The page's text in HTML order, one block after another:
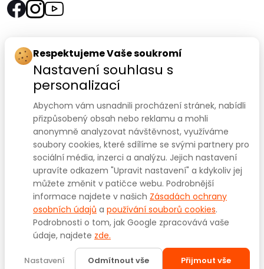
Rychlý kontakt:
SANOMED, spol. s r.o.
Palackého třída 240/75
612 00 Brno-Královo Pole
Prodejna:+420 541 422 911,+420 541 422 912
e-mail:prodejna@sanomed.cz
E-shop:+420 739 079 275
e-mail:eshop@sanomed.cz
Copyright © 2025www.sanomed.cz
vyhrazena.
Respektujeme Vaše soukromí
Nastavení souhlasu s
personalizací
Abychom vám usnadnili procházení stránek, nabídli
přizpůsobený obsah nebo reklamu a mohli
anonymně analyzovat návštěvnost, využíváme
soubory cookies, které sdílíme se svými partnery pro
sociální média, inzerci a analýzu. Jejich nastavení
upravíte odkazem "Upravit nastavení" a kdykoliv jej
můžete změnit v patičce webu. Podrobnější
informace najdete v našich Zásadách ochrany
osobních údajů a používání souborů cookies.
Podrobnosti o tom, jak Google zpracovává vaše
údaje, najdete zde.
Nastavení Odmítnout vše Přijmout vše